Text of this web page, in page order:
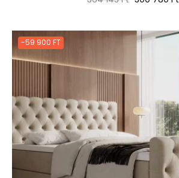
-59 900 FT